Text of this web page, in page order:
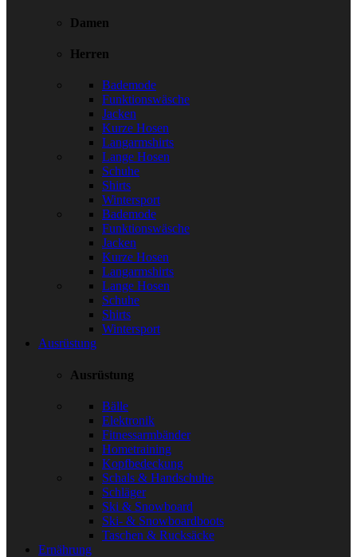
Damen
Herren
Bademode
Funktionswäsche
Jacken
Kurze Hosen
Langarmshirts
Lange Hosen
Schuhe
Shirts
Wintersport
Bademode
Funktionswäsche
Jacken
Kurze Hosen
Langarmshirts
Lange Hosen
Schuhe
Shirts
Wintersport
Ausrüstung
Ausrüstung
Bälle
Elektronik
Fitnessarmbänder
Hometraining
Kopfbedeckung
Schals & Handschuhe
Schläger
Ski & Snowboard
Ski- & Snowboardboots
Taschen & Rucksäcke
Ernährung